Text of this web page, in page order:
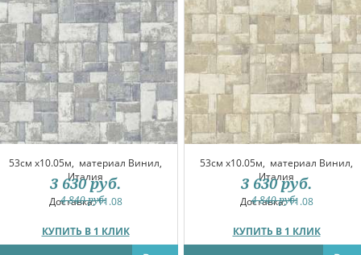
53см x10.05м, материал Винил,
Италия
Доставка:11.08
КУПИТЬ В 1 КЛИК
4 840руб.
3 630 руб.
53см x10.05м, материал Винил,
Италия
Доставка:11.08
КУПИТЬ В 1 КЛИК
4 840руб.
3 630 руб.